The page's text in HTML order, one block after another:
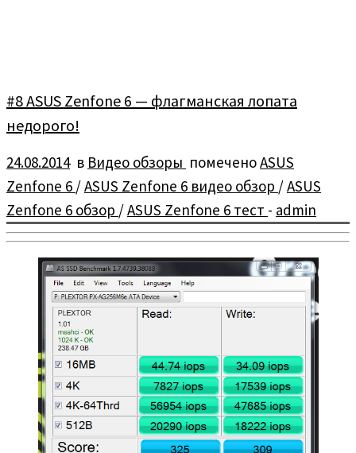
#8 ASUS Zenfone 6 — флагманская лопата
недорого!
24.08.2014в Видео обзоры помеченоASUS
Zenfone 6 /ASUS Zenfone 6 видео обзор /ASUS
Zenfone 6 обзор /ASUS Zenfone 6 тест - admin